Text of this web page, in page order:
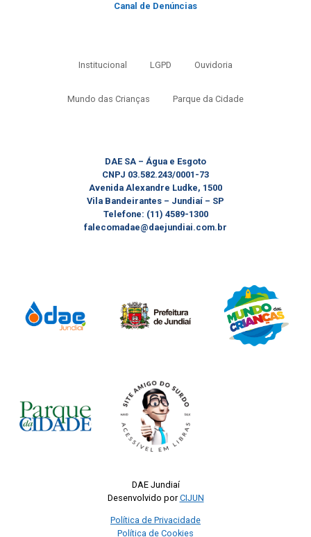
Canal de Denúncias
Institucional LGPD Ouvidoria
Mundo das Crianças Parque da Cidade
DAE SA – Água e Esgoto
CNPJ 03.582.243/0001-73
Avenida Alexandre Ludke, 1500
Vila Bandeirantes – Jundiaí – SP
Telefone: (11) 4589-1300
falecomadae@daejundiai.com.br
DAE Jundiaí
Desenvolvido porCIJUN
Política de Privacidade
Política de Cookies